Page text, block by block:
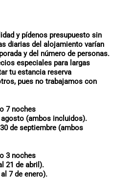
y pídenos presupuesto sin
diarias del alojamiento varían
y del número de personas.
especiales para largas
tu estancia reserva
pues no trabajamos con
7 noches
(ambos incluidos).
de septiembre (ambos
3 noches
21 de abril).
7 de enero).